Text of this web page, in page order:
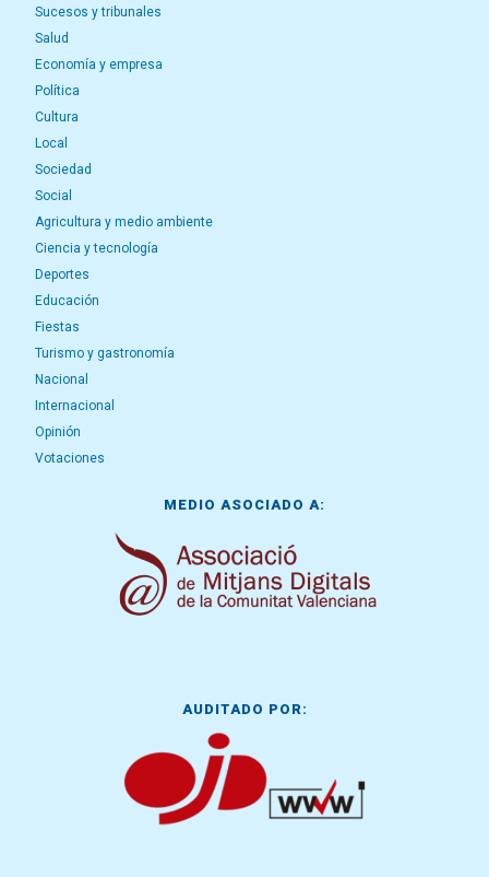
Sucesos y tribunales
Salud
Economía y empresa
Política
Cultura
Local
Sociedad
Social
Agricultura y medio ambiente
Ciencia y tecnología
Deportes
Educación
Fiestas
Turismo y gastronomía
Nacional
Internacional
Opinión
Votaciones
MEDIO ASOCIADO A:
AUDITADO POR: